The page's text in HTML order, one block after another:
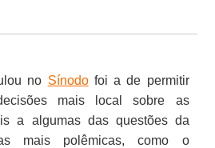
no Sínodofoi a de permitir
mais local sobre as
a algumas das questões da
mais polêmicas, como o